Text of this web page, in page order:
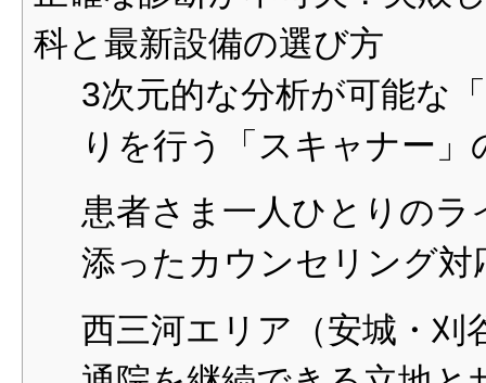
科と最新設備の選び方
3次元的な分析が可能な
りを行う「スキャナー」
患者さま一人ひとりの
添ったカウンセリング対
西三河エリア（安城・刈